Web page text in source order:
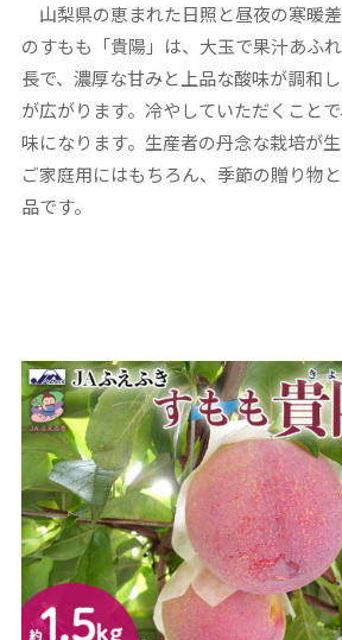
山梨県の恵まれた日照と昼夜の寒暖
のすもも「貴陽」は、大玉で果汁あふ
長で、濃厚な甘みと上品な酸味が調和
が広がります。冷やしていただくこと
味になります。生産者の丹念な栽培が生
ご家庭用にはもちろん、季節の贈り物
品です。